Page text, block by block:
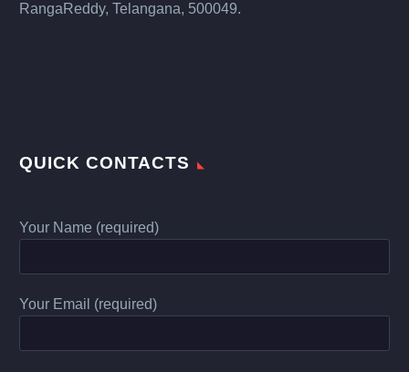
RangaReddy, Telangana, 500049.
QUICK CONTACTS
Your Name (required)
Your Email (required)